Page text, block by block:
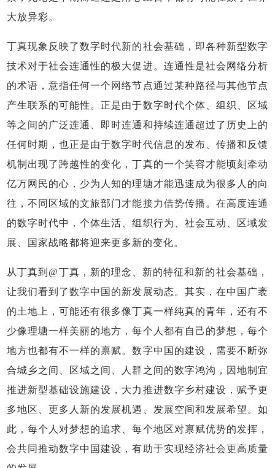
大放异彩。
丁真现象反映了数字时代新的社会基础，即各种新型数字
技术对于社会连通性的极大促进。连通性是社会网络分析
的术语，意指任何一个网络节点通过某种路径与其他节点
产生联系的可能性。正是由于数字时代个体、组织、区域
等之间的广泛连通、即时连通和持续连通超过了历史上的
任何时期，也正是由于数字时代信息的发布、传播和反馈
机制出现了跨越性的变化，丁真的一个笑容才能顷刻牵动
亿万网民的心，少为人知的理塘才能迅速成为很多人的向
往，不同区域的文旅部门才能接力借势传播。在高度连通
的数字时代中，个体生活、组织行为、社会互动、区域发
展、国家战略都将迎来更多新的变化。
从丁真到@丁真，新的理念、新的特征和新的社会基础，
让我们看到了数字中国的新发展动态。其实，在中国广袤
的土地上，可能还有很多像丁真一样纯真的青年，还有不
少像理塘一样美丽的地方，每个人都有自己的梦想，每个
地方也都有不一样的禀赋。数字中国的建设，需要不断弥
合城乡之间、区域之间、人群之间的数字鸿沟，因地制宜
推进新型基础设施建设，大力推进数字乡村建设，赋予更
多地区、更多人新的发展机遇、发展空间和发展希望。如
此，每个人对梦想的追求、每个地区对禀赋优势的发挥，
会共同推动数字中国建设，有助于实现经济社会更高质量